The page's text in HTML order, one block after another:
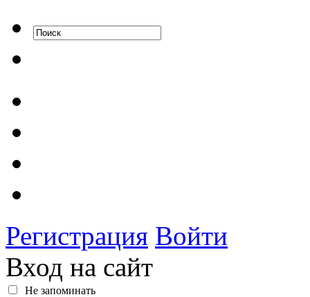
Регистрация Войти
Вход на сайт
Не запоминать